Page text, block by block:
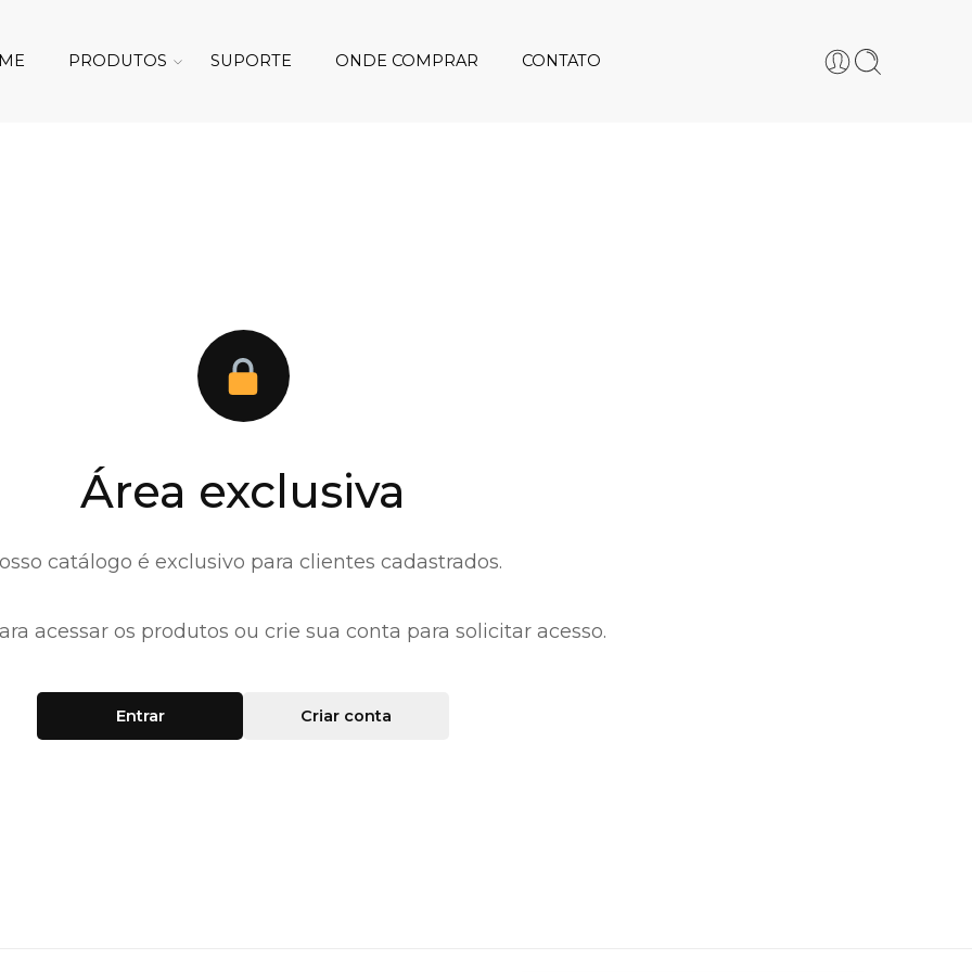
PRODUTOS SUPORTE ONDE COMPRAR CONTATO
Área exclusiva
catálogo é exclusivo para clientes cadastrados.
acessar os produtos ou crie sua conta para solicitar acesso.
Entrar Criar conta